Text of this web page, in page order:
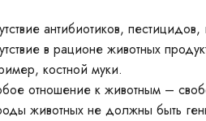
антибиотиков,
в рационе животных
костной муки.
отношение к животным –
животных не должны быть